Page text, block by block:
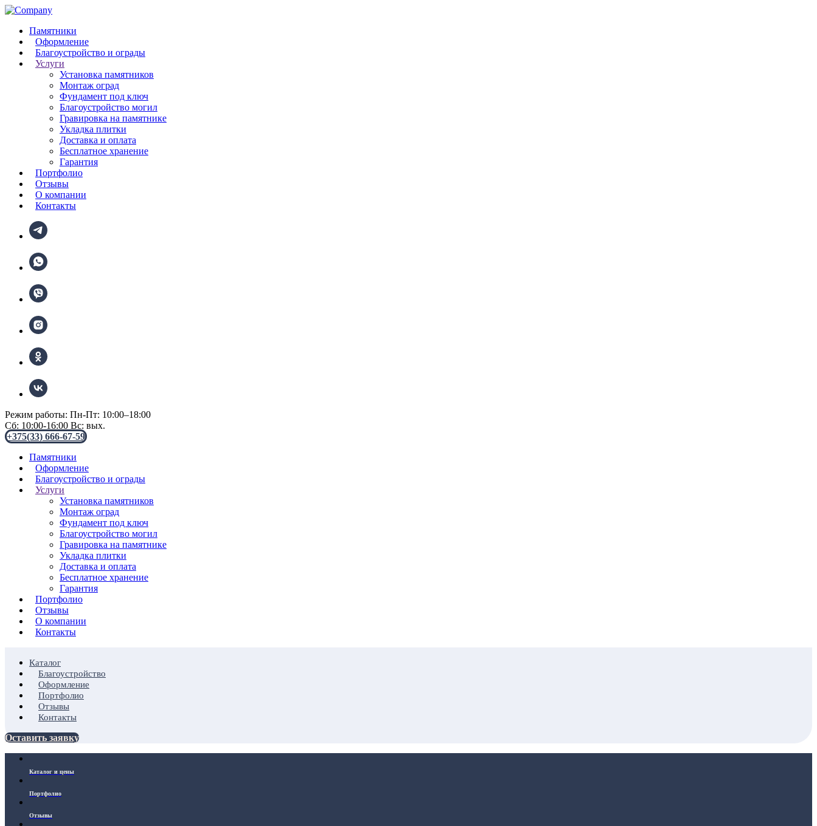
Памятники
Оформление
Благоустройство и ограды
Услуги
Установка памятников
Монтаж оград
Фундамент под ключ
Благоустройство могил
Гравировка на памятнике
Укладка плитки
Доставка и оплата
Бесплатное хранение
Гарантия
Портфолио
Отзывы
О компании
Контакты
Режим работы: Пн-Пт: 10:00–18:00
Сб: 10:00-16:00 Вс: вых.
+375(33) 666-67-59
Памятники
Оформление
Благоустройство и ограды
Услуги
Установка памятников
Монтаж оград
Фундамент под ключ
Благоустройство могил
Гравировка на памятнике
Укладка плитки
Доставка и оплата
Бесплатное хранение
Гарантия
Портфолио
Отзывы
О компании
Контакты
Каталог
Благоустройство
Оформление
Портфолио
Отзывы
Контакты
Оставить заявку
Каталог и цены
Портфолио
Отзывы